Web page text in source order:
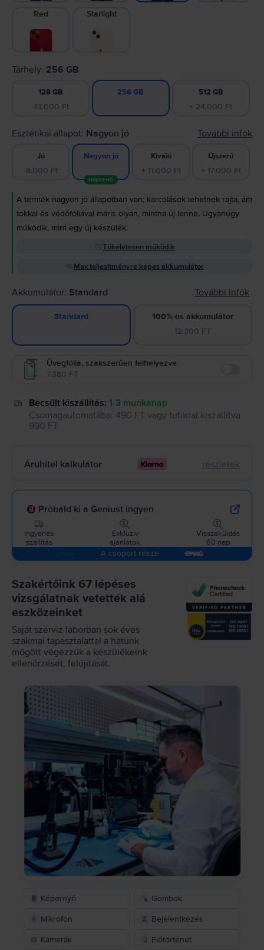
Red Starlight
Tárhely: 256 GB
128 GB
-13.000 Ft
256 GB 512 GB
+ 24.000 Ft
Esztétikai állapot: Nagyon jó További infók
Jó
-8.000 Ft
Nagyon jó
Népszerű
Kiváló
+ 11.000 Ft
Újszerű
+ 17.000 Ft
A termék nagyon jó állapotban van; karcolások lehetnek rajta, ám
tokkal és védőfóliával máris olyan, mintha új lenne. Ugyanúgy
működik, mint egy új készülék.
Tökéletesen működik
Max teljesítményre képes akkumulátor
Akkumulátor: Standard További infók
Standard
100%-os akkumulátor
12.300 FT
Üvegfólia, szakszerűen felhelyezve
7.380 FT
Becsült kiszállítás: 1-3 munkanap
Csomagautomatába: 490 FT vagy futárral kiszállítva
990 FT
Áruhitel kalkulátor részletek
Próbáld ki a Geniust ingyen
Ingyenes
szállítás
Exkluzív
ajánlatok
Visszaküldés
60 nap
A csoport része
Szakértőink 67 lépéses
vizsgálatnak vetették alá
eszközeinket
Saját szerviz laborban sok éves
szakmai tapasztalattal a hátunk
mögött végezzük a készülékeink
ellenőrzését, felújítását.
Képernyő Gombok
Mikrofon Bejelentkezés
Kamerák Előtörténet